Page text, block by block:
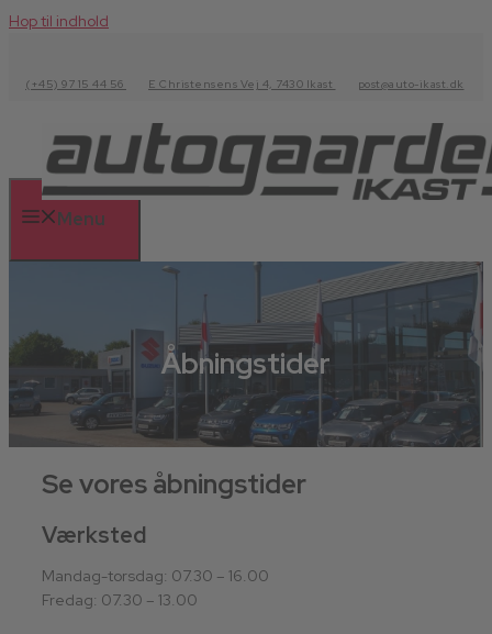
Hop til indhold
(+45) 97 15 44 56 E Christensens Vej 4, 7430 Ikast post@auto-ikast.dk
Menu
Åbningstider
Se vores åbningstider
Værksted
Mandag-torsdag: 07.30 – 16.00
Fredag: 07.30 – 13.00